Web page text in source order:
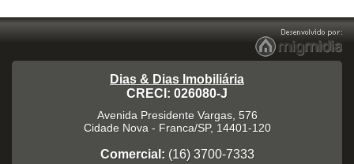
Dias & Dias Imobiliária
CRECI: 026080-J
Avenida Presidente Vargas, 576
Cidade Nova - Franca/SP, 14401-120
Comercial: (16) 3700-7333